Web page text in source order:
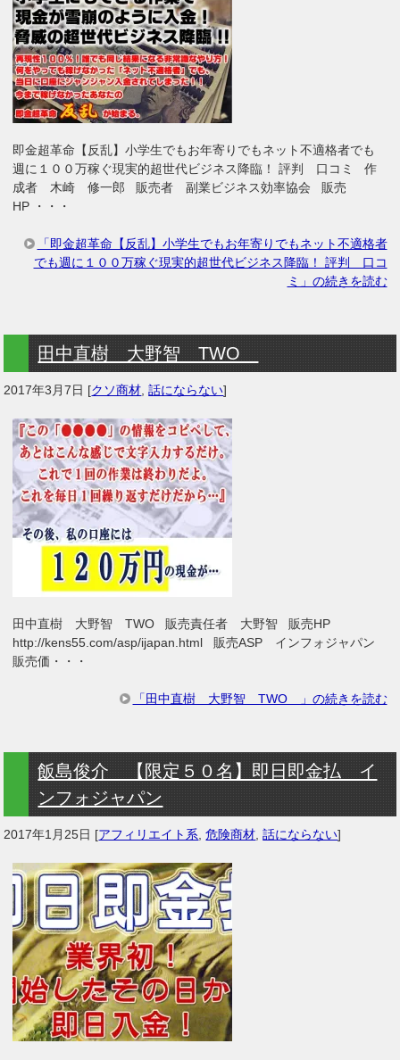
即金超革命【反乱】小学生でもお年寄りでもネット不適格者でも
週に１００万稼ぐ現実的超世代ビジネス降臨！ 評判 口コミ 作
成者 木崎 修一郎 販売者 副業ビジネス効率協会 販売
HP ・・・
「即金超革命【反乱】小学生でもお年寄りでもネット不適格者
でも週に１００万稼ぐ現実的超世代ビジネス降臨！ 評判 口コ
ミ」の続きを読む
田中直樹 大野智 TWO
2017年3月7日 [クソ商材 ,話にならない]
田中直樹 大野智 TWO 販売責任者 大野智 販売HP
http://kens55.com/asp/ijapan.html 販売ASP インフォジャパン
販売価・・・
「田中直樹 大野智 TWO 」の続きを読む
飯島俊介 【限定５０名】即日即金払 イ
ンフォジャパン
2017年1月25日 [アフィリエイト系 ,危険商材 ,話にならない]